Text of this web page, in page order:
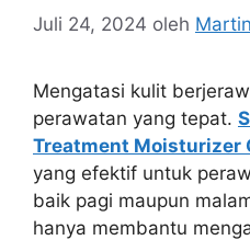
Juli 24, 2024 oleh
Mengatasi kulit
perawatan yang tepat.
Treatment Moisturizer
yang efektif untuk
baik pagi maupun
hanya membantu